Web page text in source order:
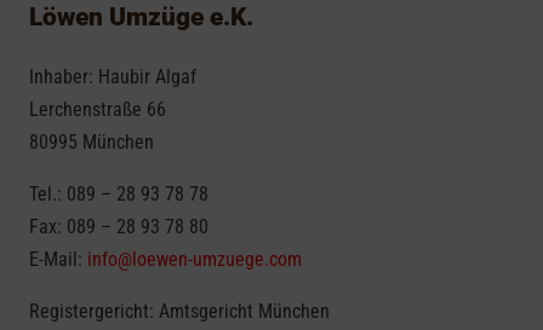
Löwen Umzüge e.K.
Inhaber: Haubir Algaf
Lerchenstraße 66
80995 München
Tel.: 089 – 28 93 78 78
Fax: 089 – 28 93 78 80
E-Mail: info@loewen-umzuege.com
Registergericht: Amtsgericht München